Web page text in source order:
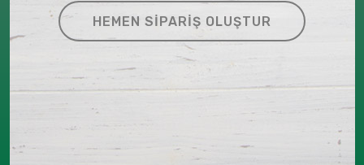
HEMEN SIPARIŞ OLUŞTUR